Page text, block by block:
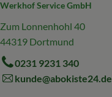
Werkhof Service GmbH
Zum Lonnenhohl 40
44319 Dortmund
0231 9231 340
kunde@abokiste24.de